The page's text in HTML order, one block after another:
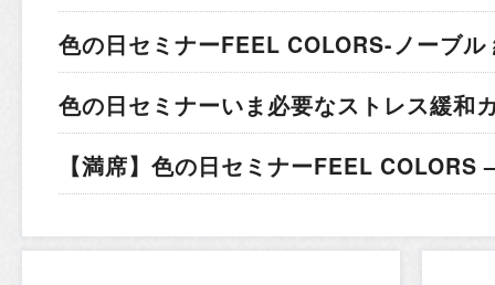
色の日セミナーFEEL COLORS-ノーブル
色の日セミナーいま必要なストレス緩和
【満席】色の日セミナーFEEL COLORS